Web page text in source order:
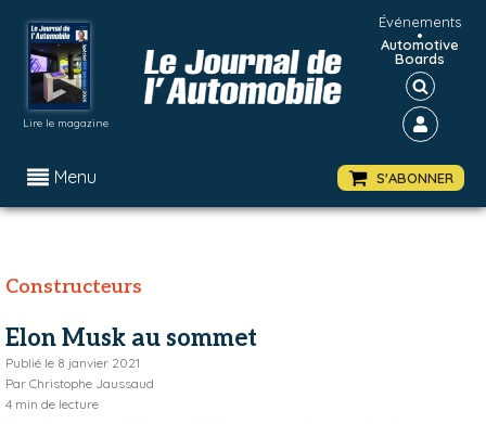
Lire le magazine
Événements
•
Automotive
Boards
Menu S'ABONNER
Constructeurs
Elon Musk au sommet
Publié le 8 janvier 2021
Par Christophe Jaussaud
4 min de lecture